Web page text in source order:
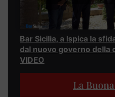
Bar Sicilia, a Ispica la
dal nuovo governo della
VIDEO
La